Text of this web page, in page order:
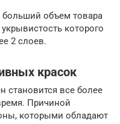
больший объем товара
которого
2 слоев.
красок
становится все более
Причиной
которыми обладают